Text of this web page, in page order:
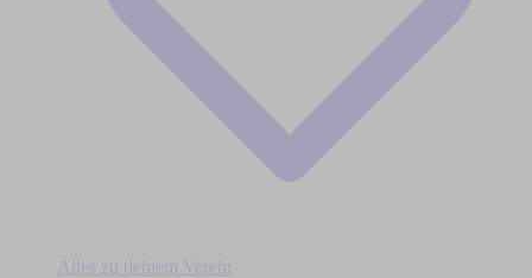
Alles zu deinem Verein